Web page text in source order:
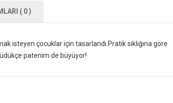
( 0 )
isteyen çocuklar için tasarlandı.Pratik sıklığına göre
patenim de büyüyor!